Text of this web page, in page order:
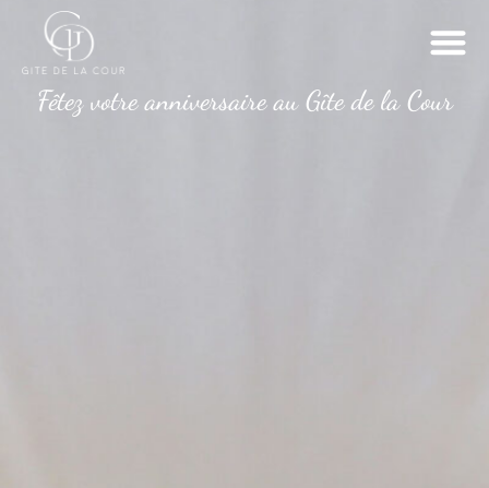
Fêtez votre anniversaire au Gîte de la Cour